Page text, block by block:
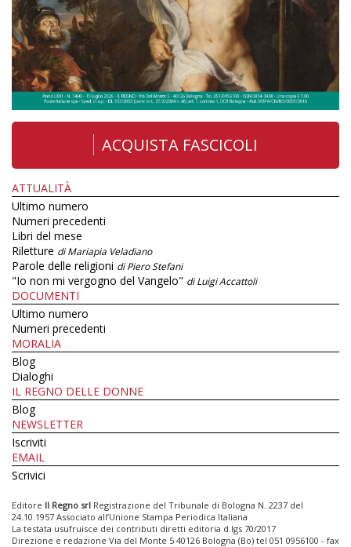
ACQUISTA FASCICOLI
ATTUALITÀ
Ultimo numero
Numeri precedenti
Libri del mese
Riletture di Mariapia Veladiano
Parole delle religioni di Piero Stefani
"Io non mi vergogno del Vangelo" di Luigi Accattoli
DOCUMENTI
Ultimo numero
Numeri precedenti
MORALIA
Blog
Dialoghi
IL REGNO DELLE DONNE
Blog
NEWSLETTER
Iscriviti
EMAIL
Scrivici
Editore Il Regno srl Registrazione del Tribunale di Bologna N. 2237 del
24.10.1957 Associato all’Unione Stampa Periodica Italiana
La testata usufruisce dei contributi diretti editoria d.lgs 70/2017
Direzione e redazione Via del Monte 5 40126 Bologna (Bo) tel 051 0956100 - fax